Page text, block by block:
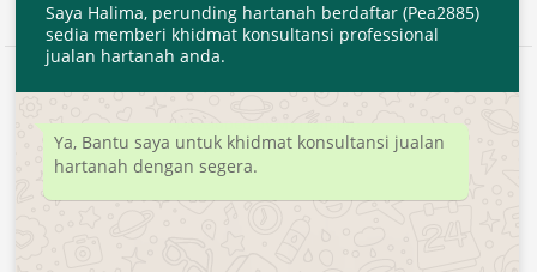
2020 © EjenHartanahKL.com. All Right Reserved.
Developed byMyTranspro
Saya Halima, perunding hartanah berdaftar (Pea2885)
sedia memberi khidmat konsultansi professional
jualan hartanah anda.
Ya, Bantu saya untuk khidmat konsultansi jualan
hartanah dengan segera.